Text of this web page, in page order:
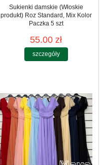
Sukienki damskie (Włoskie
produkt) Roz Standard, Mix Kolor
Paczka 5 szt
55.00 zł
szczegóły